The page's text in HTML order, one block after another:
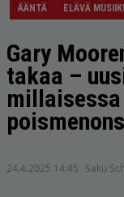
ÄÄNTÄ ELÄVÄ
Gary
takaa –
24.4.2025 14:45 Saku